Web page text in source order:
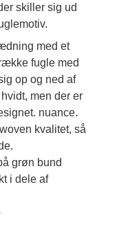
skiller sig ud
med et
fugle med
op og ned af
men der er
nuance.
kvalitet, så
grøn bund
i dele af